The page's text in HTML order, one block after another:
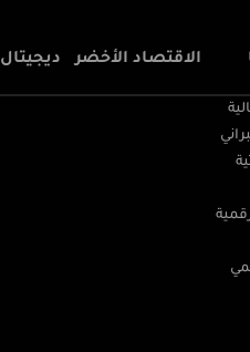
الاقتصاد الأخضر ديجيتال